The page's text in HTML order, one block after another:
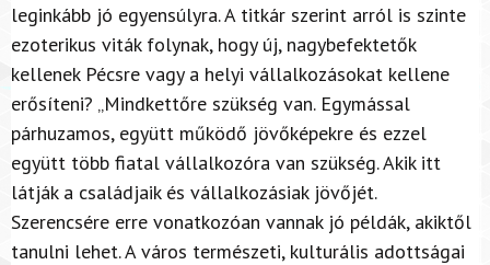
leginkább jó egyensúlyra. A titkár szerint arról is szinte
ezoterikus viták folynak, hogy új, nagybefektetők
kellenek Pécsre vagy a helyi vállalkozásokat kellene
erősíteni? „Mindkettőre szükség van. Egymással
párhuzamos, együtt működő jövőképekre és ezzel
együtt több fiatal vállalkozóra van szükség. Akik itt
látják a családjaik és vállalkozásiak jövőjét.
Szerencsére erre vonatkozóan vannak jó példák, akiktől
tanulni lehet. A város természeti, kulturális adottságai